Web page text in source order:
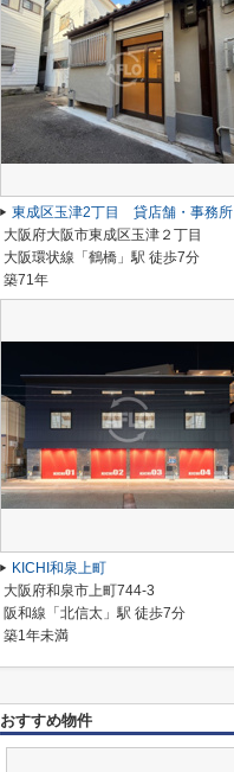
東成区玉津2丁目 貸店舗・事務所
大阪府大阪市東成区玉津２丁目
大阪環状線「鶴橋」駅 徒歩7分
築71年
KICHI和泉上町
大阪府和泉市上町744-3
阪和線「北信太」駅 徒歩7分
築1年未満
おすすめ物件